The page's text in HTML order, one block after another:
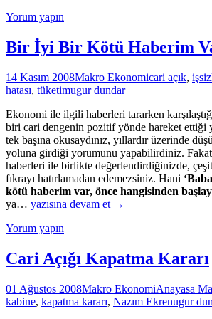
Sonraki
Ekonomik
Yorum yapın
Bir İyi Bir Kötü Haberim
14 Kasım 2008Makro Ekonomicari açık,
hatası, tüketimugur dundar
Ekonomi ile ilgili haberleri tararken
biri cari dengenin pozitif yönde hareket ettiği
tek başına okusaydınız, yıllardır üzerinde
yoluna girdiği yorumunu yapabilirdiniz.
haberleri ile birlikte değerlendirdiğinizde,
fıkrayı hatırlamadan edemezsiniz. Hani
kötü haberim var, önce hangisinden
ya… Bir
Bir
Haberim
Var
yazısına devam et →
Yorum yapın
Cari Açığı Kapatma Kararı
01 Ağustos 2008Makro EkonomiAnayasa
kabine, kapatma kararı, Nazım Ekrenugur